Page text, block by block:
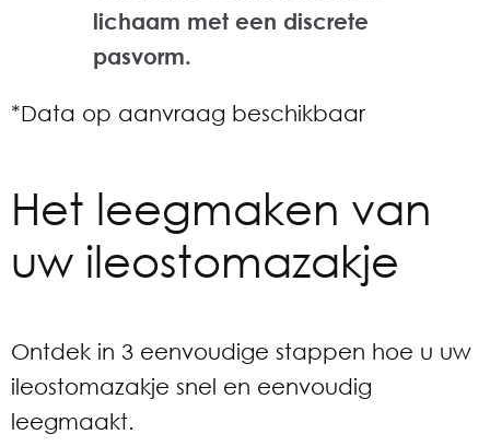
lichaam met een discrete
pasvorm.
*Data op aanvraag beschikbaar
Het leegmaken van
uw ileostomazakje
Ontdek in 3 eenvoudige stappen hoe u uw
ileostomazakje snel en eenvoudig
leegmaakt.